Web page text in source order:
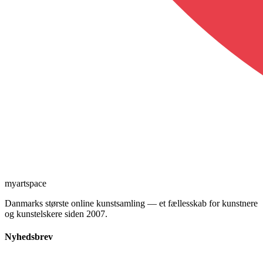
myartspace
Danmarks største online kunstsamling — et fællesskab for kunstnere
og kunstelskere siden 2007.
Nyhedsbrev